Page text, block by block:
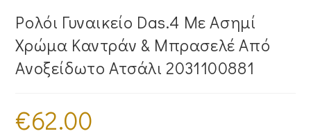
Ρολόι Γυναικείο Das.4 Με Ασημί
Χρώμα Καντράν & Μπρασελέ Από
Ανοξείδωτο Ατσάλι 2031100881
€62.00